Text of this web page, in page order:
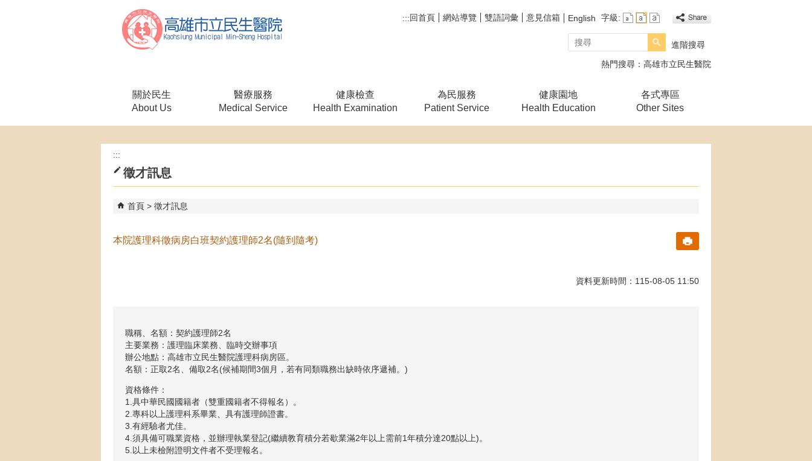
:::回首頁 網站導覽 雙語詞彙 意見信箱 English 字級:
搜尋
進階搜尋
熱門搜尋： 高雄市立民生醫院
關於民生
About Us
醫療服務
Medical Service
健康檢查
Health Examination
為民服務
Patient Service
健康園地
Health Education
各式專區
Other Sites
:::
徵才訊息
首頁 徵才訊息
本院護理科徵病房白班契約護理師2名(隨到隨考)
資料更新時間：115-08-05 11:50
職稱、名額：契約護理師2名
主要業務：護理臨床業務、臨時交辦事項
辦公地點：高雄市立民生醫院護理科病房區。
名額：正取2名、備取2名(候補期間3個月，若有同類職務出缺時依序遞補。)
資格條件：
1.具中華民國國籍者（雙重國籍者不得報名）。
2.專科以上護理科系畢業、具有護理師證書。
3.有經驗者尤佳。
4.須具備可職業資格，並辦理執業登記(繼續教育積分若歇業滿2年以上需前1年積分達20點以上)。
5.以上未檢附證明文件者不受理報名。